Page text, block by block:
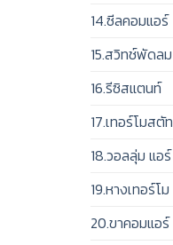
14.ซีลคอมแอร์
15.สวิทช์พัดลม
16.รีซิสแตนท์
17.เทอร์โมสตัท
18.วอลลุ่ม แอร์
19.หางเทอร์โม
20.ขาคอมแอร์